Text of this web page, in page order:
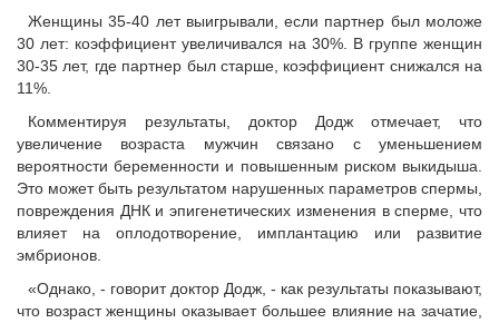
Женщины 35-40 лет выигрывали, если партнер был моложе
30 лет: коэффициент увеличивался на 30%. В группе женщин
30-35 лет, где партнер был старше, коэффициент снижался на
11%.
Комментируя результаты, доктор Додж отмечает, что
увеличение возраста мужчин связано с уменьшением
вероятности беременности и повышенным риском выкидыша.
Это может быть результатом нарушенных параметров спермы,
повреждения ДНК и эпигенетических изменения в сперме, что
влияет на оплодотворение, имплантацию или развитие
эмбрионов.
«Однако, - говорит доктор Додж, - как результаты показывают,
что возраст женщины оказывает большее влияние на зачатие,